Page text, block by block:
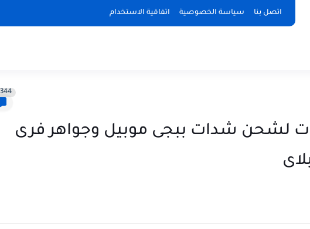
اتصل بنا سياسة الخصوصية اتفاقية الاستخدام
344
لشحن شدات ببجى موبيل وجواهر فرى